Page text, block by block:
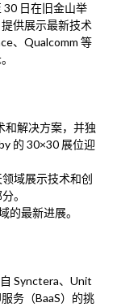
30 日在旧金山举
供展示最新技术
、Qualcomm 等
和解决方案，并独
的 30×30 展位迎
域展示技术和创
。
的最新进展。
Synctera、Unit
务（BaaS）的挑